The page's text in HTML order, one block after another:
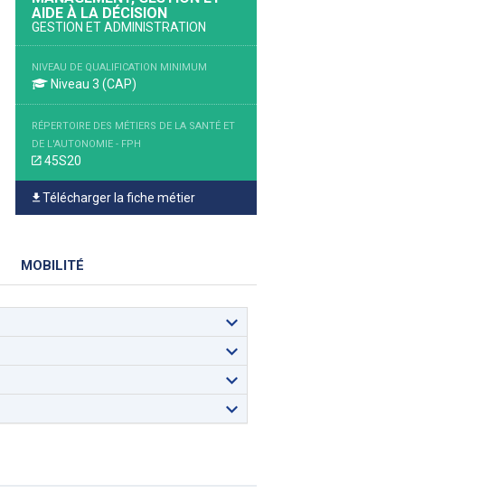
AIDE À LA DÉCISION
GESTION ET ADMINISTRATION
NIVEAU DE QUALIFICATION MINIMUM
Niveau 3 (CAP)
RÉPERTOIRE DES MÉTIERS DE LA SANTÉ ET
DE L'AUTONOMIE - FPH
45S20
Télécharger la fiche métier
MOBILITÉ